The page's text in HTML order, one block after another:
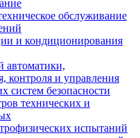
обслуживание
и кондиционирования
автоматики,
контроля и управления
систем безопасности
технических и
испытаний